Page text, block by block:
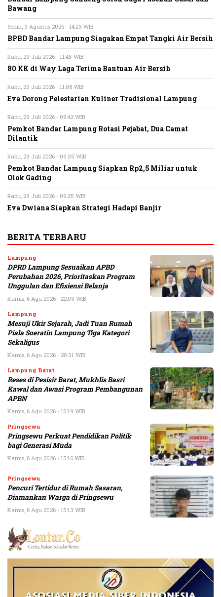
Bawang
Senin, 3 Agustus 2026 - 14:23 WIB
BPBD Bandar Lampung Siagakan Empat Tangki Air Bersih
Rabu, 29 Juli 2026 - 11:45 WIB
80 KK di Way Laga Terima Bantuan Air Bersih
Rabu, 29 Juli 2026 - 11:08 WIB
Eva Dorong Pelestarian Kuliner Tradisional Lampung
Rabu, 29 Juli 2026 - 09:42 WIB
Pemkot Bandar Lampung Rotasi Pejabat, Dua Camat
Dilantik
Rabu, 29 Juli 2026 - 09:35 WIB
Pemkot Bandar Lampung Siapkan Rp2,5 Miliar untuk
Olok Gading
Rabu, 29 Juli 2026 - 09:25 WIB
Eva Dwiana Siapkan Strategi Hadapi Banjir
BERITA TERBARU
Lampung
DPRD Lampung Sesuaikan APBD
Perubahan 2026, Prioritaskan Program
Unggulan dan Efisiensi Belanja
Kamis, 6 Agu 2026 - 22:03 WIB
Lampung
Mesuji Ukir Sejarah, Jadi Tuan Rumah
Piala Soeratin Lampung Tiga Kategori
Sekaligus
Kamis, 6 Agu 2026 - 20:31 WIB
Lampung Barat
Reses di Pesisir Barat, Mukhlis Basri
Kawal dan Awasi Program Pembangunan
APBN
Kamis, 6 Agu 2026 - 15:19 WIB
Pringsewu
Pringsewu Perkuat Pendidikan Politik
bagi Generasi Muda
Kamis, 6 Agu 2026 - 15:16 WIB
Pringsewu
Pencuri Tertidur di Rumah Sasaran,
Diamankan Warga di Pringsewu
Kamis, 6 Agu 2026 - 15:13 WIB